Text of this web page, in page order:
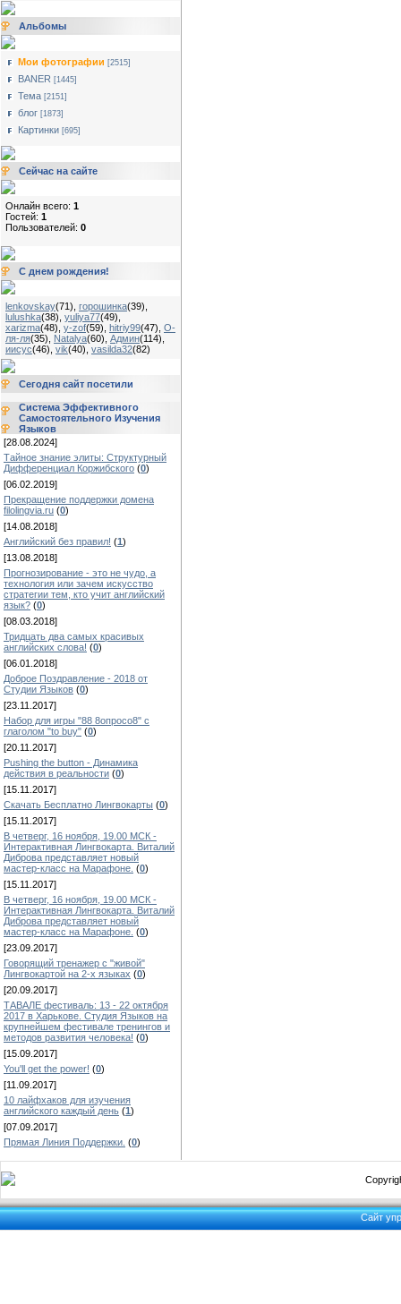
Альбомы
Мои фотографии [2515]
BANER [1445]
Тема [2151]
блог [1873]
Картинки [695]
Сейчас на сайте
Онлайн всего: 1
Гостей: 1
Пользователей: 0
С днем рождения!
lenkovskay(71) горошинка(39)
lulushka(38) yuliya77(49)
xarizma(48) y-zof(59) hitriy99(47) О-
ля-ля(35) Natalya(60) Админ(114)
иисус(46) vik(40) vasilda32(82)
Сегодня сайт посетили
Система Эффективного
Самостоятельного Изучения
Языков
[28.08.2024]
Тайное знание элиты: Структурный
Дифференциал Коржибского (0)
[06.02.2019]
Прекращение поддержки домена
filolingvia.ru (0)
[14.08.2018]
Английский без правил! (1)
[13.08.2018]
Прогнозирование - это не чудо, а
технология или зачем искусство
стратегии тем, кто учит английский
язык? (0)
[08.03.2018]
Тридцать два самых красивых
английских слова! (0)
[06.01.2018]
Доброе Поздравление - 2018 от
Студии Языков (0)
[23.11.2017]
Набор для игры "88 8опросо8" с
глаголом "to buy" (0)
[20.11.2017]
Pushing the button - Динамика
действия в реальности (0)
[15.11.2017]
Скачать Бесплатно Лингвокарты (0)
[15.11.2017]
В четверг, 16 ноября, 19.00 МСК -
Интерактивная Лингвокарта. Виталий
Диброва представляет новый
мастер-класс на Марафоне. (0)
[15.11.2017]
В четверг, 16 ноября, 19.00 МСК -
Интерактивная Лингвокарта. Виталий
Диброва представляет новый
мастер-класс на Марафоне. (0)
[23.09.2017]
Говорящий тренажер с "живой"
Лингвокартой на 2-х языках (0)
[20.09.2017]
ТАВАЛЕ фестиваль: 13 - 22 октября
2017 в Харькове. Студия Языков на
крупнейшем фестивале тренингов и
методов развития человека! (0)
[15.09.2017]
You'll get the power! (0)
[11.09.2017]
10 лайфхаков для изучения
английского каждый день (1)
[07.09.2017]
Прямая Линия Поддержки. (0)
Сайт